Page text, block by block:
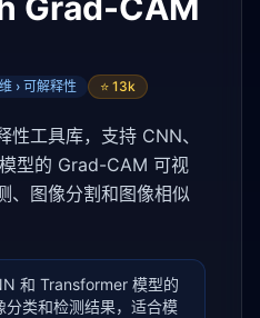
› 可解释性 ⭐ 13k
性工具库，支持 CNN、
型的 Grad-CAM 可视
、图像分割和图像相似
和 Transformer 模型的
分类和检测结果，适合模